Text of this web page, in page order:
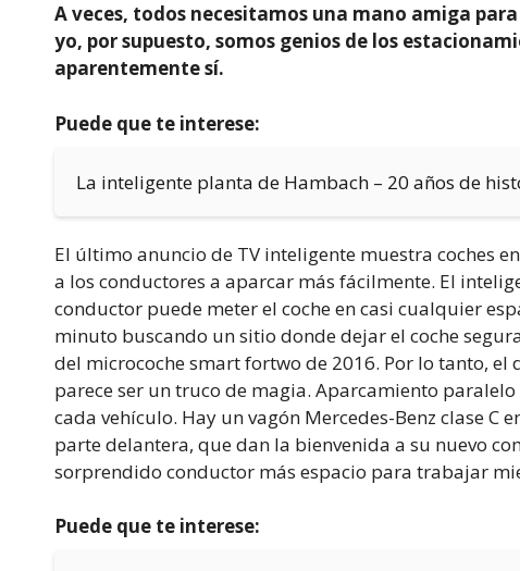
A veces, todos necesitamos una mano amiga
yo, por supuesto, somos genios de los
aparentemente sí.
Puede que te interese:
La inteligente planta de Hambach – 20 años de
El último anuncio de TV inteligente muestra coches
a los conductores a aparcar más fácilmente. El
conductor puede meter el coche en casi cualquier
minuto buscando un sitio donde dejar el coche
del microcoche smart fortwo de 2016. Por lo tanto,
parece ser un truco de magia. Aparcamiento
cada vehículo. Hay un vagón Mercedes-Benz clase C
parte delantera, que dan la bienvenida a su nuevo
sorprendido conductor más espacio para trabajar
Puede que te interese: